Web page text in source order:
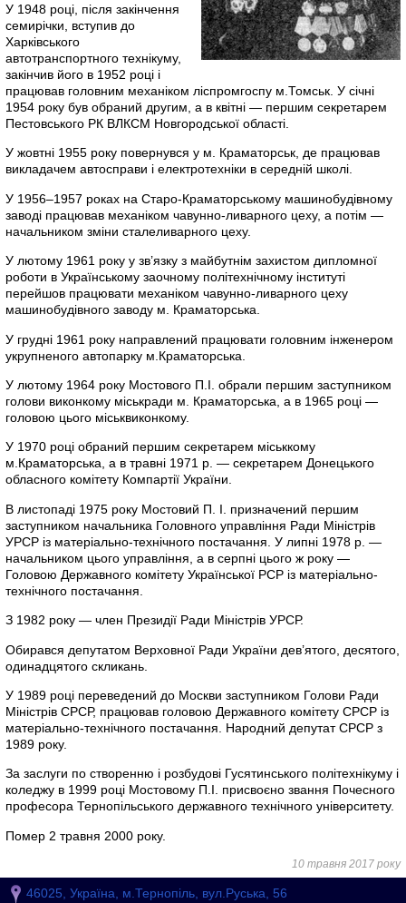
У 1948 році, після закінчення
семирічки, вступив до
Харківського
автотранспортного технікуму,
закінчив його в 1952 році і
працював головним механіком ліспромгоспу м.Томськ. У січні
1954 року був обраний другим, а в квітні — першим секретарем
Пестовського РК ВЛКСМ Новгородської області.
У жовтні 1955 року повернувся у м. Краматорськ, де працював
викладачем автосправи і електротехніки в середній школі.
У 1956–1957 роках на Старо-Краматорському машинобудівному
заводі працював механіком чавунно-ливарного цеху, а потім —
начальником зміни сталеливарного цеху.
У лютому 1961 року у зв’язку з майбутнім захистом дипломної
роботи в Українському заочному політехнічному інституті
перейшов працювати механіком чавунно-ливарного цеху
машинобудівного заводу м. Краматорська.
У грудні 1961 року направлений працювати головним інженером
укрупненого автопарку м.Краматорська.
У лютому 1964 року Мостового П.І. обрали першим заступником
голови виконкому міськради м. Краматорська, а в 1965 році —
головою цього міськвиконкому.
У 1970 році обраний першим секретарем міськкому
м.Краматорська, а в травні 1971 р. — секретарем Донецького
обласного комітету Компартії України.
В листопаді 1975 року Мостовий П. І. призначений першим
заступником начальника Головного управління Ради Міністрів
УРСР із матеріально-технічного постачання. У липні 1978 р. —
начальником цього управління, а в серпні цього ж року —
Головою Державного комітету Української РСР із матеріально-
технічного постачання.
З 1982 року — член Президії Ради Міністрів УРСР.
Обирався депутатом Верховної Ради України дев’ятого, десятого,
одинадцятого скликань.
У 1989 році переведений до Москви заступником Голови Ради
Міністрів СРСР, працював головою Державного комітету СРСР із
матеріально-технічного постачання. Народний депутат СРСР з
1989 року.
За заслуги по створенню і розбудові Гусятинського політехнікуму і
коледжу в 1999 році Мостовому П.І. присвоєно звання Почесного
професора Тернопільського державного технічного університету.
Помер 2 травня 2000 року.
10 травня 2017 року
46025, Україна, м.Тернопіль, вул.Руська, 56